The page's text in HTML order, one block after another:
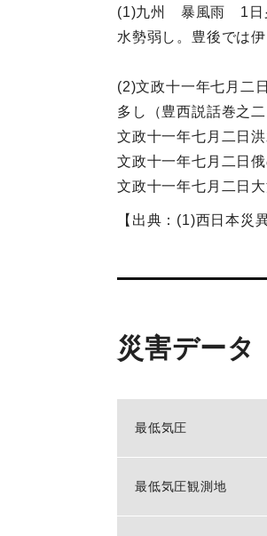
(1)九州 暴風雨 1日夕
水勢弱し。豊後では
(2)文政十一年七月二
多し（豊西説話巻之二
文政十一年七月二日
文政十一年七月二日
文政十一年七月二日
【出典：(1)西日本災
災害データ
最低気圧
最低気圧観測地